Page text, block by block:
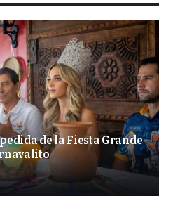
de la Fiesta Grande